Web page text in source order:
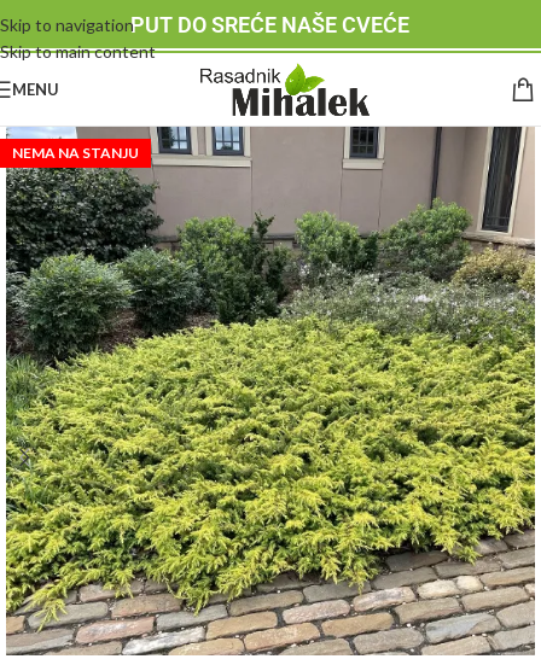
Skip to navigation
Skip to main content
PUT DO SREĆE NAŠE CVEĆE
MENU
NEMA NA STANJU